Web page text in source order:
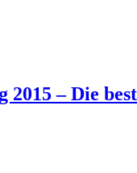
2015 – Die